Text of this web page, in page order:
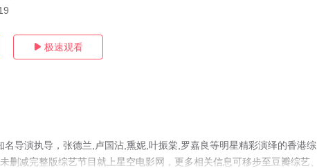
 极速观看
导演执导，张德兰,卢国沾,熏妮,叶振棠,罗嘉良等明星精彩演绎的香港综
减完整版综艺节目就上星空电影网，更多相关信息可移步至豆瓣综艺、